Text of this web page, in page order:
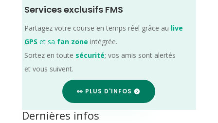
Services exclusifs FMS
Partagez votre course en temps réel grâce au live
GPS et sa fan zone intégrée.
Sortez en toute sécurité; vos amis sont alertés
et vous suivent.
👀 PLUS D'INFOS
Dernières infos